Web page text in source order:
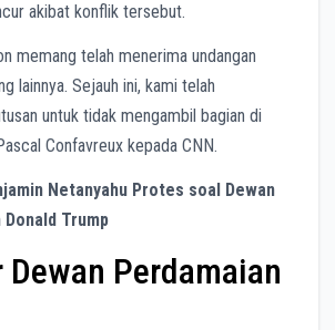
akibat konflik tersebut.
memang telah menerima undangan
lainnya. Sejauh ini, kami telah
untuk tidak mengambil bagian di
Confavreux kepada CNN.
Netanyahu Protes soal Dewan
Donald Trump
Perdamaian